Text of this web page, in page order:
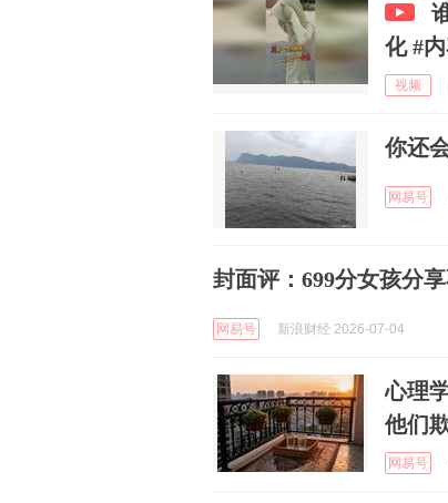
化 #
视频
你还
网易号
封面评：699分女孩分
网易号 新浪财经 2026-07-04
心理
他们
网易号